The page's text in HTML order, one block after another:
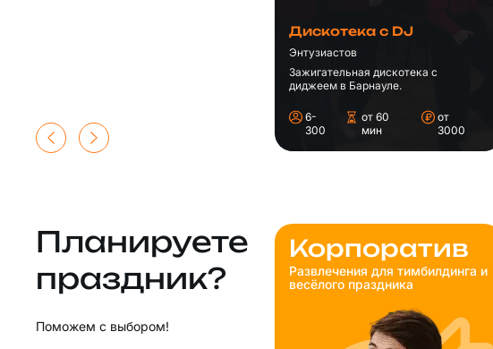
Дискотека с DJ
Энтузиастов
Зажигательная дискотека с
диджеем в Барнауле.
6-
300
от 60
мин
от
3000
Планируете
праздник?
Поможем с выбором!
Корпоратив
Развлечения для тимбилдинга и
весёлого праздника